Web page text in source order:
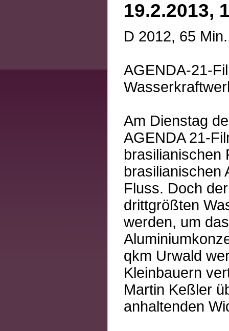
19.2.2013,
D 2012, 65
AGENDA-21-
Am Dienstag
AGENDA 21-
brasilianischen
brasilianischen
Fluss. Doch
drittgrößten
werden, um
qkm Urwald
Kleinbauern
Martin Keßler
anhaltenden